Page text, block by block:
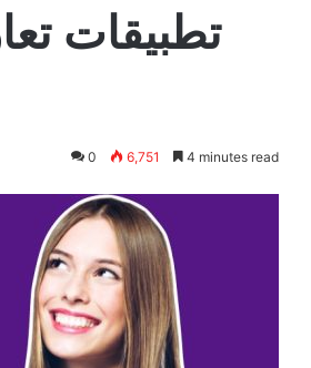
تطبيقات
0 6,751 4 minutes read